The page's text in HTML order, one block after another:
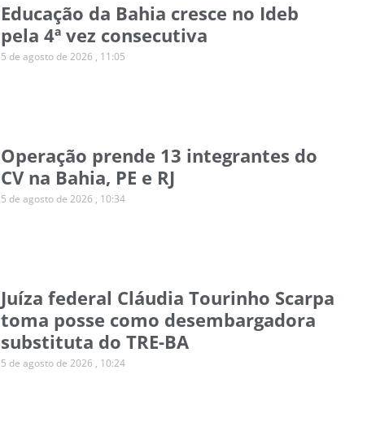
Educação da Bahia cresce no Ideb
pela 4ª vez consecutiva
5 de agosto de 2026 11:05
Operação prende 13 integrantes do
CV na Bahia, PE e RJ
5 de agosto de 2026 10:34
Juíza federal Cláudia Tourinho Scarpa
toma posse como desembargadora
substituta do TRE-BA
5 de agosto de 2026 10:24